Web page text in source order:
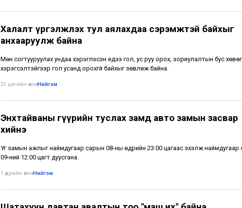
Халалт үргэлжлэх тул аялахдаа сэрэмжтэй байхыг
анхааруулж байна
Мөн согтууруулах ундаа хэрэглэсэн үедээ гол, ус руу орох, зориулалтын бус
хэрэгсэлтэйгээр гол усанд орохгүй байхыг зөвлөж байна.
21 цагийн өмнө•Нийгэм
Энхтайваны гүүрийн туслах замд авто замын засвар
хийнэ
Уг замын ажлыг наймдугаар сарын 08-ны өдрийн 23:00 цагаас эхэлж наймдугаар
09-ний 12:00 цагт дуусгана.
1 өдрийн өмнө•Нийгэм